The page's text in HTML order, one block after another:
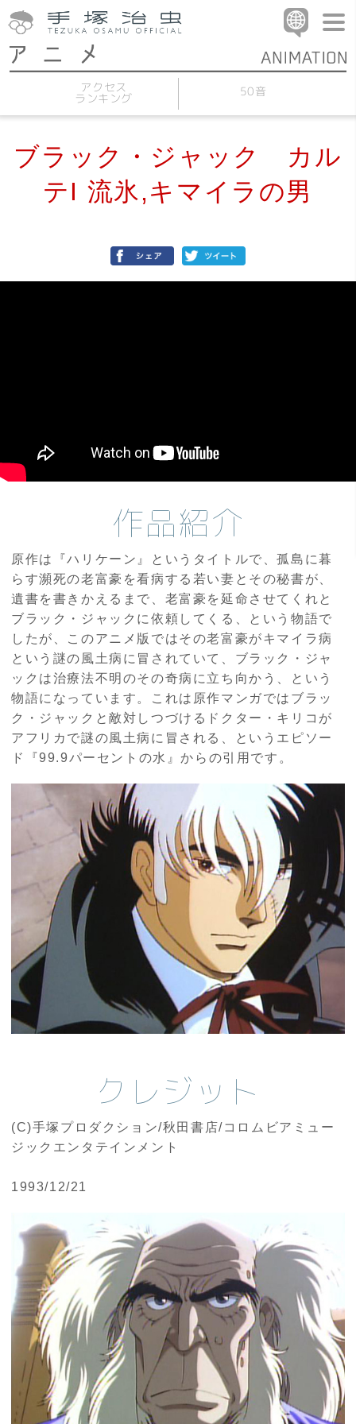
アクセス
ランキング 50音
ブラック・ジャック カル
テI 流氷,キマイラの男
作品紹介
原作は『ハリケーン』というタイトルで、孤島に暮
らす瀕死の老富豪を看病する若い妻とその秘書が、
遺書を書きかえるまで、老富豪を延命させてくれと
ブラック・ジャックに依頼してくる、という物語で
したが、このアニメ版ではその老富豪がキマイラ病
という謎の風土病に冒されていて、ブラック・ジャ
ックは治療法不明のその奇病に立ち向かう、という
物語になっています。これは原作マンガではブラッ
ク・ジャックと敵対しつづけるドクター・キリコが
アフリカで謎の風土病に冒される、というエピソー
ド『99.9パーセントの水』からの引用です。
クレジット
(C)手塚プロダクション/秋田書店/コロムビアミュー
ジックエンタテインメント
1993/12/21